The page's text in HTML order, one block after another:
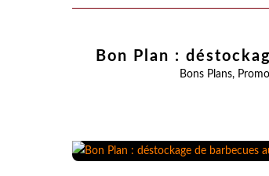
Bon Plan :
Bons Plans,